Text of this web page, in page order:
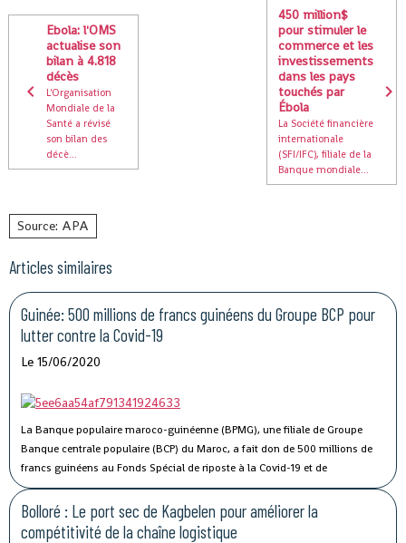
Ebola: l'OMS
actualise son
bilan à 4.818
décès
L'Organisation
Mondiale de la
Santé a révisé
son bilan des
décè...
450 million$
pour stimuler le
commerce et les
investissements
dans les pays
touchés par
Ébola
La Société financière
internationale
(SFI/IFC), filiale de la
Banque mondiale...
Source: APA
Articles similaires
Guinée: 500 millions de francs guinéens du Groupe BCP pour
lutter contre la Covid-19
Le 15/06/2020
La Banque populaire maroco-guinéenne (BPMG), une filiale de Groupe
Banque centrale populaire (BCP) du Maroc, a fait don de 500 millions de
francs guinéens au Fonds Spécial de riposte à la Covid-19 et de
stabilisation économique de la Guinée.
Bolloré : Le port sec de Kagbelen pour améliorer la
compétitivité de la chaîne logistique